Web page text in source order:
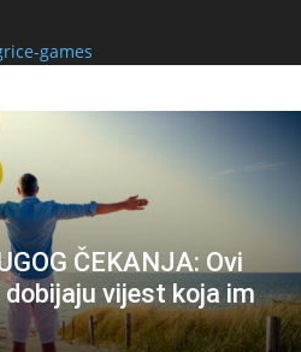
ČEKANJA: Ovi
dobijaju vijest koja im